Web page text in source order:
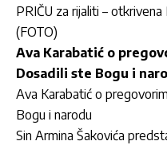
PRIČU za rijaliti – otkrivena
(FOTO)
Ava Karabatić o
Dosadili ste Bogu i
Ava Karabatić o
Bogu i narodu
Sin Armina Šakovića